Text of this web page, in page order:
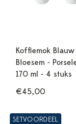
Koffiemok Blauw
Bloesem -
170 ml - 4 stuks
€45,00
SETVOORDEEL